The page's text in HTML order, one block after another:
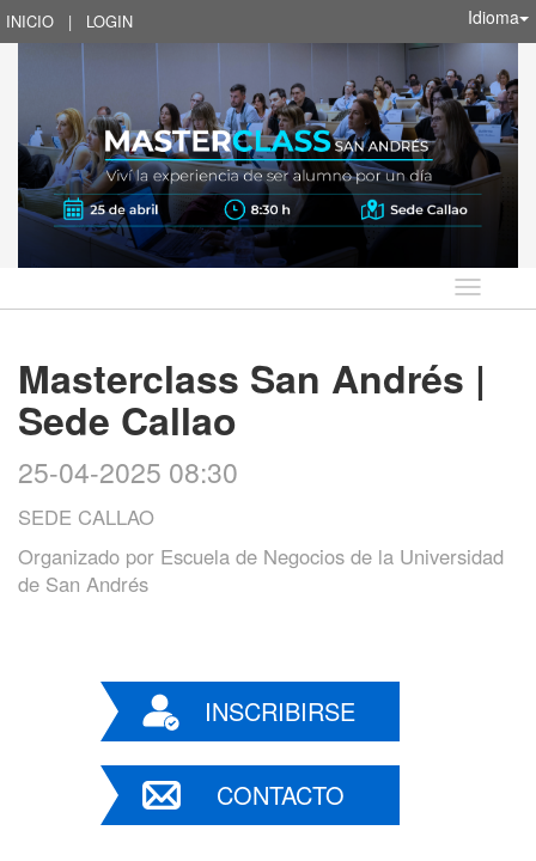
INICIO | LOGIN Idioma
Idioma
Masterclass San Andrés |
Sede Callao
25-04-2025 08:30
SEDE CALLAO
Organizado por Escuela de Negocios de la Universidad
de San Andrés
INSCRIBIRSE
CONTACTO